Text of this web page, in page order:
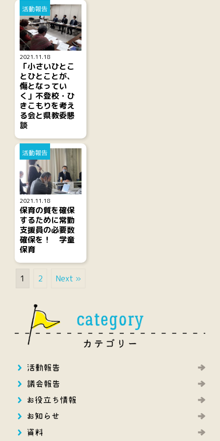
2021.11.18
活動報告
「小さいひとこ
とひとことが、
傷となってい
く」不登校・ひ
きこもりを考え
る会と県教委懇
談
2021.11.18
活動報告
保育の質を確保
するために常勤
支援員の必要数
確保を！ 学童
保育
1 2 Next »